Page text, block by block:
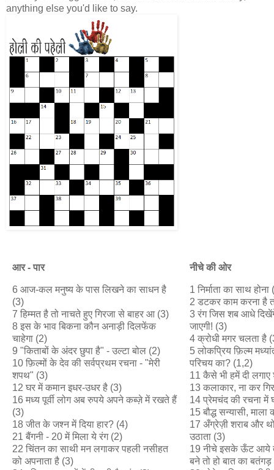
anything else you'd like to say.
आर - पार
6 आज-कल मनुष्य के पास लिखने का साधन है
(3)
7 हिम्मत है तो नाचते हुए गिरजा से बाहर आ (3)
8 इस के भाव बिकना कौन अनाड़ी दिलफेंक
चाहेगा (2)
9 "किताबों के अंदर छुपा है" - उल्टा बोल (2)
10 फ़िल्मों के देव की सर्वप्रथम रचना - "मेरी
शपथ" (3)
12 घर में कमान इधर-उधर है (3)
16 मध्य पूर्वी लोग अब रुपये अपने कब्ज़े में रखते हैं
(3)
18 जीत के जश्न में दिया हार? (4)
21 बैंगनी - 20 में मिला ये रंग (2)
22 चिंतन का साथी मन लगाकर पहली नसीहत
को अपनाता है (3)
नीचे की ओर
1 निर्माता का साथ होना
2 डटकर काम करना है
3 रंग जिस शब आधे
जाएगी! (3)
4 क्रोधी मगर चलता है
5 लोकप्रिय फ़िल्म
परिचय का? (1,2)
11 कैसे भी हमें दी लगाए
13 कलाकार, ना कर
14 प्रेमचंद की रचना में
15 बौद्ध सन्यासी,
17 अँग्रेज़ी शराब और
उठाता (3)
19 नीचे इसके ऊँट आये
बने तो हो बात का